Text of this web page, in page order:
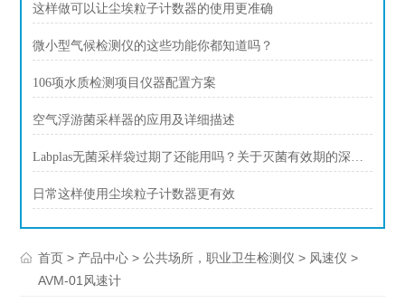
这样做可以让尘埃粒子计数器的使用更准确
微小型气候检测仪的这些功能你都知道吗？
106项水质检测项目仪器配置方案
空气浮游菌采样器的应用及详细描述
Labplas无菌采样袋过期了还能用吗？关于灭菌有效期的深度解答
日常这样使用尘埃粒子计数器更有效
首页 > 产品中心 >公共场所，职业卫生检测仪 > 风速仪 >
AVM-01风速计